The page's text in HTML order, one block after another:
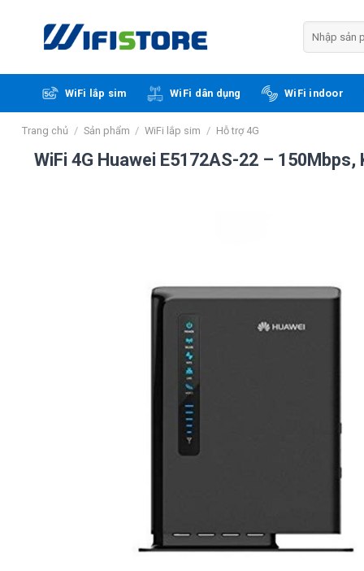
kiếm:
WiFi lắp sim WiFi dân dụng WiFi indoor
Trang chủ / Sản phẩm / WiFi lắp sim / Hỗ trợ 4G
WiFi 4G Huawei E5172AS-22 – 150Mbps,